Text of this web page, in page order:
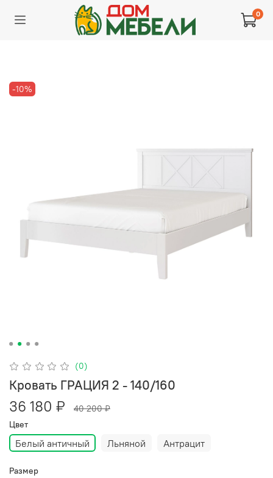
0
-10%
(0)
Кровать ГРАЦИЯ 2 - 140/160
36 180 ₽
40 200 ₽
Цвет
Белый античный Льняной Антрацит
Размер